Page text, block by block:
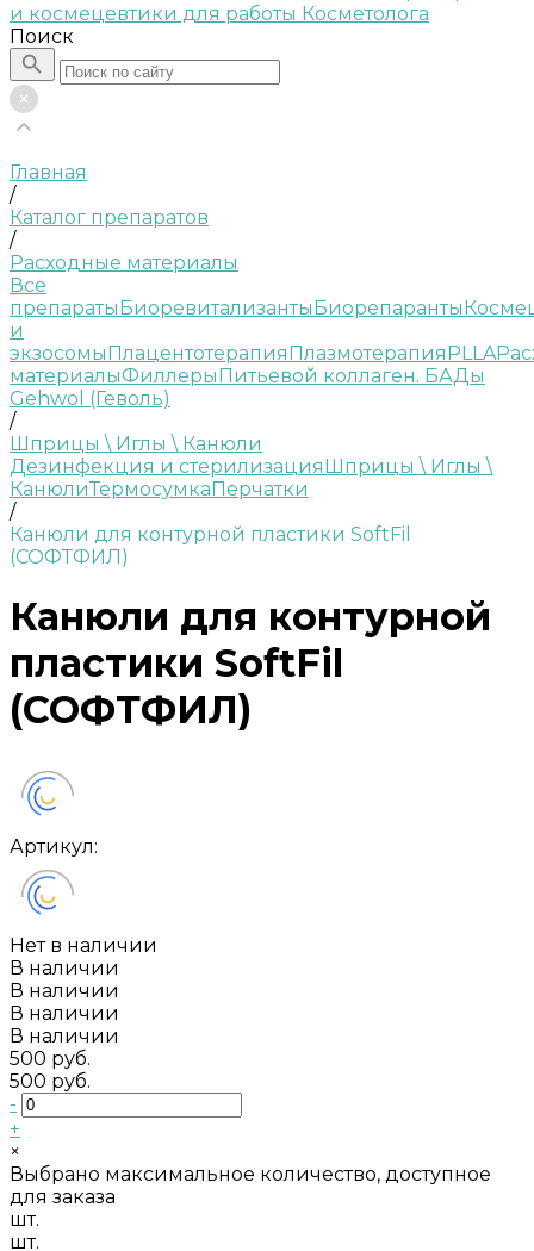
Поиск
Главная
/
Каталог препаратов
/
Расходные материалы
Все
препаратыБиоревитализантыБиорепаранты
и
экзосомыПлацентотерапияПлазмотерапияPLLA
материалыФиллерыПитьевой коллаген. БАДы
Gehwol (Геволь)
/
Шприцы \ Иглы \ Канюли
Дезинфекция и стерилизацияШприцы \ Иглы \
КанюлиТермосумкаПерчатки
/
Канюли для контурной пластики SoftFil
(СОФТФИЛ)
Канюли для контурной
пластики SoftFil
(СОФТФИЛ)
Артикул:
Нет в наличии
В наличии
В наличии
В наличии
В наличии
500 руб.
500 руб.
-
+
×
Выбрано максимальное количество, доступное
для заказа
шт.
шт.